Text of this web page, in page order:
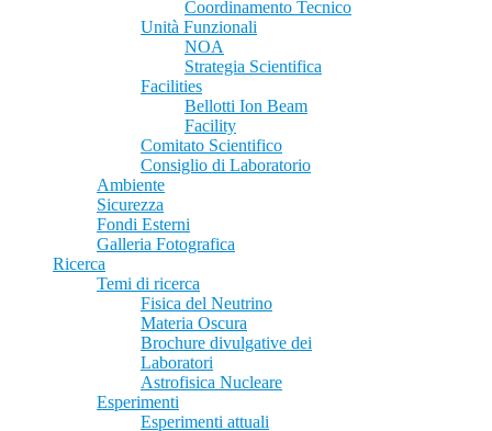
Coordinamento Tecnico
Unità Funzionali
NOA
Strategia Scientifica
Facilities
Bellotti Ion Beam
Facility
Comitato Scientifico
Consiglio di Laboratorio
Ambiente
Sicurezza
Fondi Esterni
Galleria Fotografica
Ricerca
Temi di ricerca
Fisica del Neutrino
Materia Oscura
Brochure divulgative dei
Laboratori
Astrofisica Nucleare
Esperimenti
Esperimenti attuali